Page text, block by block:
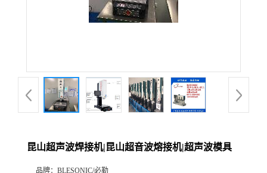
昆山超声波焊接机|昆山超音波熔接机|超声波模具
品牌： BLESONIC/必勒